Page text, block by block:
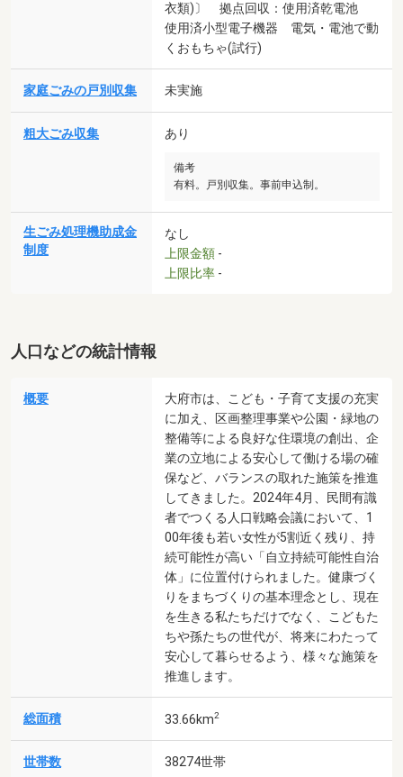
衣類)〕 拠点回収：使用済乾電池
使用済小型電子機器 電気・電池で動
くおもちゃ(試行)
家庭ごみの戸別収集 未実施
粗大ごみ収集 あり
備考
有料。戸別収集。事前申込制。
生ごみ処理機助成金
制度
なし
上限金額 -
上限比率 -
人口などの統計情報
概要
大府市は、こども・子育て支援の充実
に加え、区画整理事業や公園・緑地の
整備等による良好な住環境の創出、企
業の立地による安心して働ける場の確
保など、バランスの取れた施策を推進
してきました。2024年4月、民間有識
者でつくる人口戦略会議において、1
00年後も若い女性が5割近く残り、持
続可能性が高い「自立持続可能性自治
体」に位置付けられました。健康づく
りをまちづくりの基本理念とし、現在
を生きる私たちだけでなく、こどもた
ちや孫たちの世代が、将来にわたって
安心して暮らせるよう、様々な施策を
推進します。
総面積 33.66km2
世帯数 38274世帯